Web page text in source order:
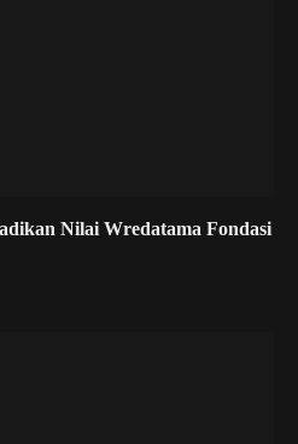
Nilai Wredatama Fondasi